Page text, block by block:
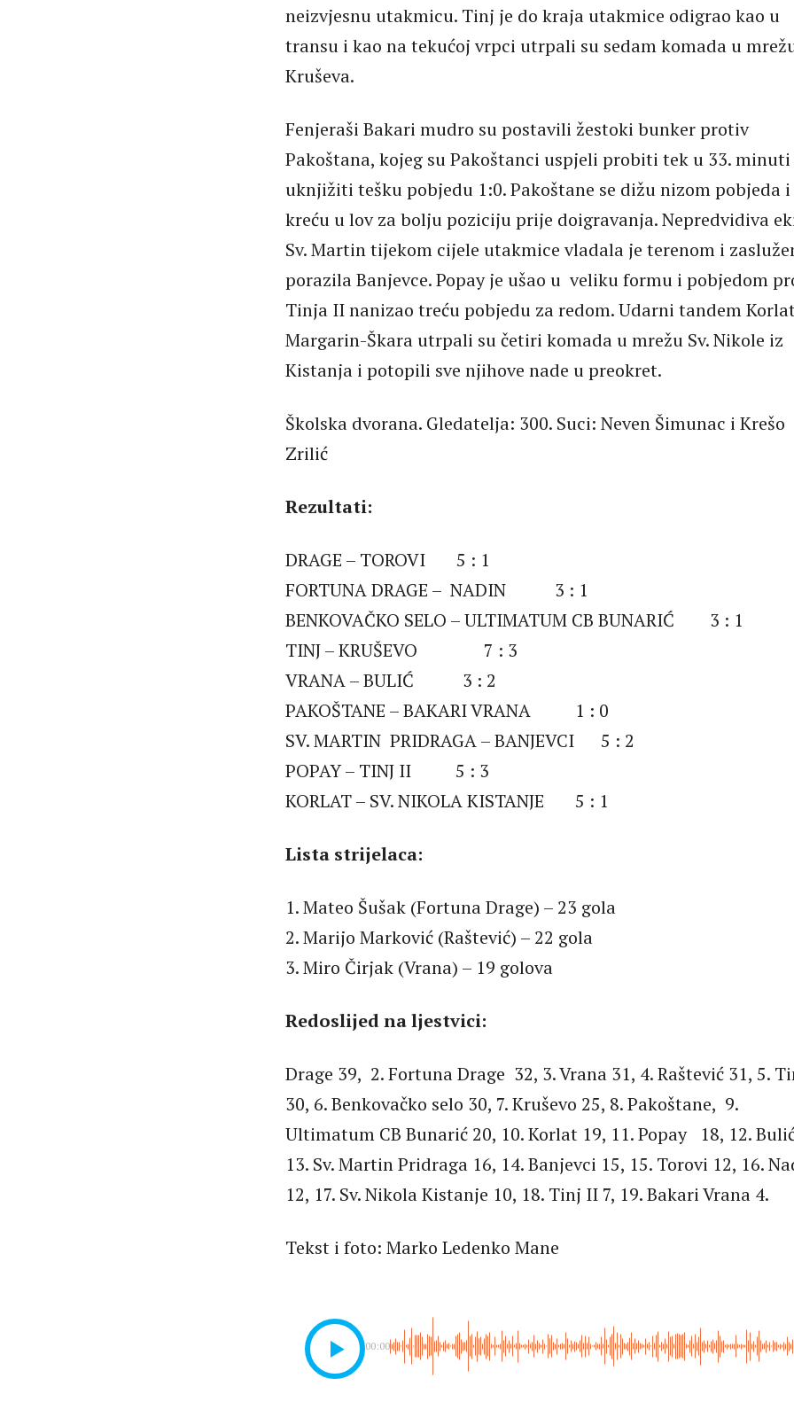
neizvjesnu utakmicu. Tinj je do kraja utakmice odigrao kao u
transu i kao na tekućoj vrpci utrpali su sedam komada u
Kruševa.
Fenjeraši Bakari mudro su postavili žestoki bunker protiv
Pakoštana, kojeg su Pakoštanci uspjeli probiti tek u 33.
uknjižiti tešku pobjedu 1:0. Pakoštane se dižu nizom pobjeda i
kreću u lov za bolju poziciju prije doigravanja. Nepredvidiva
Sv. Martin tijekom cijele utakmice vladala je terenom i
porazila Banjevce. Popay je ušao u veliku formu i pobjedom
Tinja II nanizao treću pobjedu za redom. Udarni tandem
Margarin-Škara utrpali su četiri komada u mrežu Sv. Nikole iz
Kistanja i potopili sve njihove nade u preokret.
Školska dvorana. Gledatelja: 300. Suci: Neven Šimunac i Krešo
Zrilić
Rezultati:
DRAGE – TOROVI 5 : 1
FORTUNA DRAGE – NADIN 3 : 1
BENKOVAČKO SELO – ULTIMATUM CB BUNARIĆ 3 : 1
TINJ – KRUŠEVO 7 : 3
VRANA – BULIĆ 3 : 2
PAKOŠTANE – BAKARI VRANA 1 : 0
SV. MARTIN PRIDRAGA – BANJEVCI 5 : 2
POPAY – TINJ II 5 : 3
KORLAT – SV. NIKOLA KISTANJE 5 : 1
Lista strijelaca:
1. Mateo Šušak (Fortuna Drage) – 23 gola
2. Marijo Marković (Raštević) – 22 gola
3. Miro Čirjak (Vrana) – 19 golova
Redoslijed na ljestvici:
Drage 39, 2. Fortuna Drage 32, 3. Vrana 31, 4. Raštević 31, 5.
30, 6. Benkovačko selo 30, 7. Kruševo 25, 8. Pakoštane, 9.
Ultimatum CB Bunarić 20, 10. Korlat 19, 11. Popay 18, 12.
13. Sv. Martin Pridraga 16, 14. Banjevci 15, 15. Torovi 12, 16.
12, 17. Sv. Nikola Kistanje 10, 18. Tinj II 7, 19. Bakari Vrana 4.
Tekst i foto: Marko Ledenko Mane
00:00